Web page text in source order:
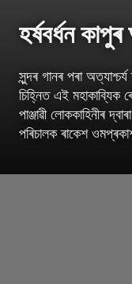
হৰ্ষবৰ্ধন
সুন্দৰ গানৰ পৰা
চিহ্নিত এই মহাকাব্যিক
পাঞ্জাৱী লোককাহিনীৰ
পৰিচালক ৰাকেশ